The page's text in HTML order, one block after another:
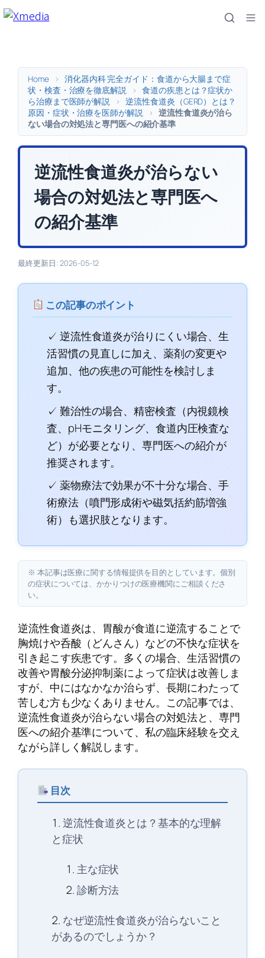
内
Home >
消化器内科 完全ガイド：食道から大腸まで症
状・検査・治療を徹底解説
>
食道の疾患とは？症状か
ら治療まで医師が解説
>
逆流性食道炎（GERD）とは？
原因・症状・治療を医師が解説
>
逆流性食道炎が治ら
ない場合の対処法と専門医への紹介基準
逆流性食道炎が治らない
場合の対処法と専門医へ
の紹介基準
最終更新日: 2026-05-12
この記事のポイント
✓ 逆流性食道炎が治りにくい場合、生
活習慣の見直しに加え、薬剤の変更や
追加、他の疾患の可能性を検討しま
す。
✓ 難治性の場合、精密検査（内視鏡検
査、pHモニタリング、食道内圧検査な
ど）が必要となり、専門医への紹介が
推奨されます。
✓ 薬物療法で効果が不十分な場合、手
術療法（噴門形成術や磁気括約筋増強
術）も選択肢となります。
※ 本記事は医療に関する情報提供を目的としています。個別
の症状については、かかりつけの医療機関にご相談くださ
い。
逆流性食道炎は、胃酸が食道に逆流することで
胸焼けや呑酸（どんさん）などの不快な症状を
引き起こす疾患です。多くの場合、生活習慣の
改善や胃酸分泌抑制薬によって症状は改善しま
すが、中にはなかなか治らず、長期にわたって
苦しむ方も少なくありません。この記事では、
逆流性食道炎が治らない場合の対処法と、専門
医への紹介基準について、私の臨床経験を交え
ながら詳しく解説します。
目次
逆流性食道炎とは？基本的な理解
と症状
主な症状
診断方法
なぜ逆流性食道炎が治らないこと
があるのでしょうか？